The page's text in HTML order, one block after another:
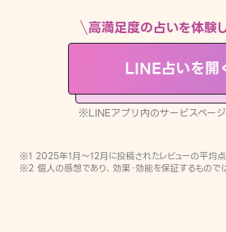
※LINEアプリ内のサービスページへ遷移します
高満足度の占いを体験
LINE占いを開
※LINEアプリ内のサービスペー
※1 2025年1月〜12月に投稿されたレビューの平均点
※2 個人の感想であり、効果・効能を保証するもので